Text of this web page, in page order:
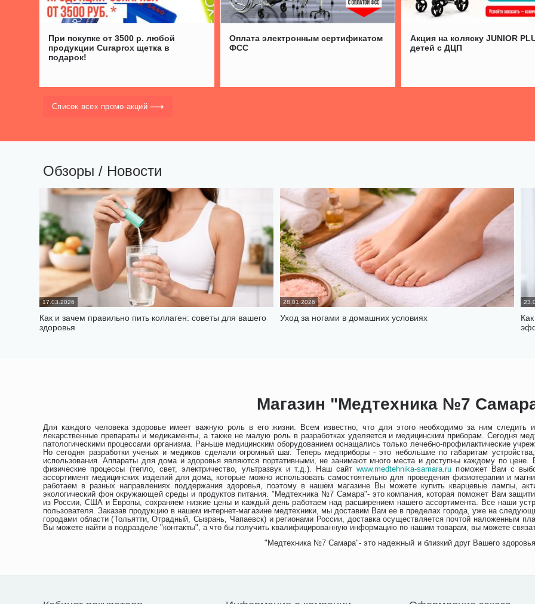
При покупке от 3500 р. любой
продукции​ Curaprox щетка в
подарок!
Оплата электронным сертификатом
ФСС
Акция на коляску JUNIOR
детей с ДЦП
Список всех промо-акций
Обзоры / Новости
17.03.2026
Как и зачем правильно пить коллаген: советы для вашего
здоровья
28.01.2026
Уход за ногами в домашних условиях
Магазин "Медтехника №7
Для каждого человека здоровье имеет важную роль в его жизни. Всем известно, что для этого необходимо за ним следить
лекарственные препараты и медикаменты, а также не малую роль в разработках уделяется и медицинским приборам. Сегодня
патологическими процессами организма. Раньше медицинским оборудованием оснащались только лечебно-профилактические
Но сегодня разработки ученых и медиков сделали огромный шаг. Теперь медприборы - это небольшие по габаритам
использования. Аппараты для дома и здоровья являются портативными, не занимают много места и доступны каждому по цене.
физические процессы (тепло, свет, электричество, ультразвук и т.д.). Наш сайтwww.medtehnika-samara.ru поможет Вам с
ассортимент медицинских изделий для дома, которые можно использовать самостоятельно для проведения физиотерапии и
работаем в разных направлениях поддержания здоровья, поэтому в нашем магазине Вы можете купить кварцевые лампы,
экологический фон окружающей среды и продуктов питания. "Медтехника №7 Самара"- это компания, которая поможет Вам
из России, США и Европы, сохраняем низкие цены и каждый день работаем над расширением нашего ассортимента. Все наши
пользователя. Заказав продукцию в нашем интернет-магазине медтехники, мы доставим Вам ее в пределах города, уже на
городами области (Тольятти, Отрадный, Сызрань, Чапаевск) и регионами России, доставка осуществляется почтой наложенным
Вы можете найти в подразделе "контакты", а что бы получить квалифицированную информацию по нашим товарам, вы можете
"Медтехника №7 Самара"- это надежный и близкий друг Вашего